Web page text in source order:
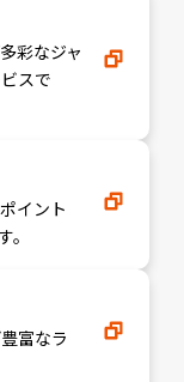
彩なジャ
スで
イント
富なラ